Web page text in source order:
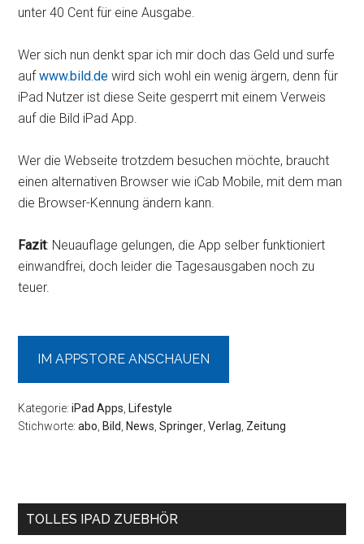
unter 40 Cent für eine Ausgabe.
Wer sich nun denkt spar ich mir doch das Geld und surfe
aufwww.bild.de wird sich wohl ein wenig ärgern, denn für
iPad Nutzer ist diese Seite gesperrt mit einem Verweis
auf die Bild iPad App.
Wer die Webseite trotzdem besuchen möchte, braucht
einen alternativen Browser wie iCab Mobile, mit dem man
die Browser-Kennung ändern kann.
Fazit: Neuauflage gelungen, die App selber funktioniert
einwandfrei, doch leider die Tagesausgaben noch zu
teuer.
IM APPSTORE ANSCHAUEN
Kategorie:iPad Apps Lifestyle
Stichworte:abo Bild News ,Springer ,Verlag Zeitung
Seitenspalte
TOLLES IPAD ZUEBHÖR